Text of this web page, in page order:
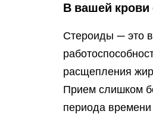
В вашей крови
Стероиды — это
расщепления
Прием слишком
периода